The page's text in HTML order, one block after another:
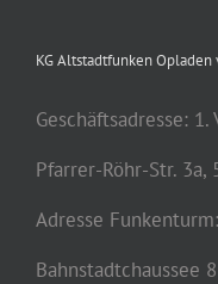
KG Altstadtfunken Opladen
Geschäftsadresse:
Pfarrer-Röhr-Str. 3a,
Adresse Funkenturm:
Bahnstadtchaussee 8